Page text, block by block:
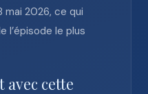
mai 2026, ce qui
l’épisode le plus
avec cette